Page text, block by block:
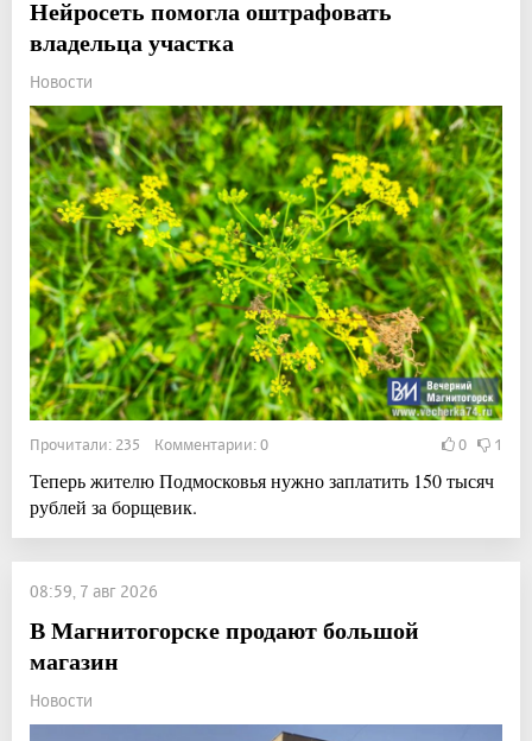
Нейросеть помогла оштрафовать
владельца участка
Новости
Прочитали: 235 Комментарии: 0 0 1
Теперь жителю Подмосковья нужно заплатить 150 тысяч
рублей за борщевик.
08:59, 7 авг 2026
В Магнитогорске продают большой
магазин
Новости